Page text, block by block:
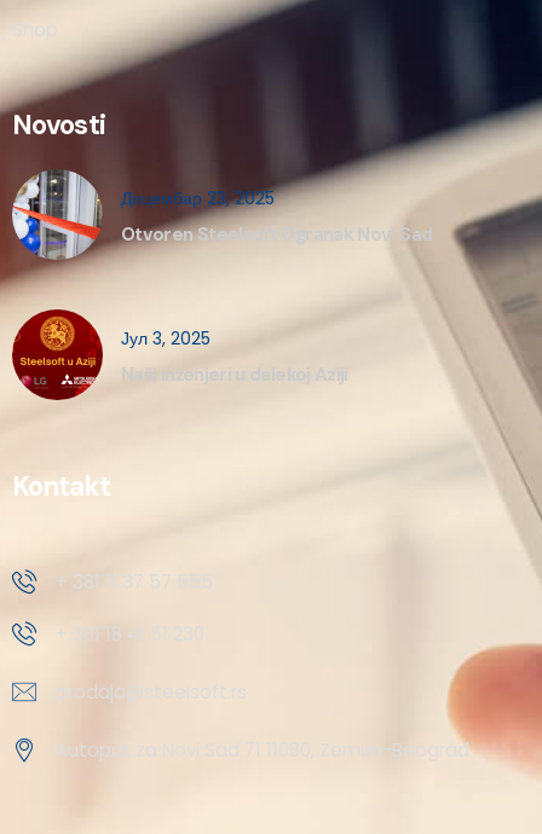
Shop
Novosti
Децембар 23, 2025
Otvoren Steelsoft Ogranak Novi Sad
Јул 3, 2025
Naši inženjeri u dalekoj Aziji
Kontakt
+ 381 11 37 57 555
+ 381 18 41 51 230
prodaja@steelsoft.rs
Autoput za Novi Sad 71 11080, Zemun-Beograd